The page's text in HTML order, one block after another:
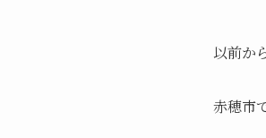
以前か
赤穂市